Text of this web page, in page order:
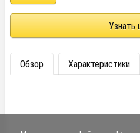
Узнать
Обзор Характеристики